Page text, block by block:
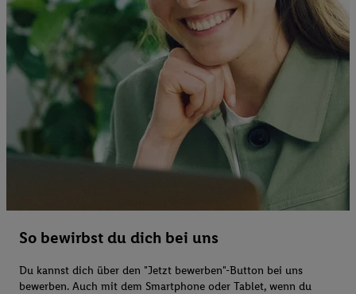
So bewirbst du dich bei uns
Du kannst dich über den "Jetzt bewerben"-Button bei uns
bewerben. Auch mit dem Smartphone oder Tablet, wenn du